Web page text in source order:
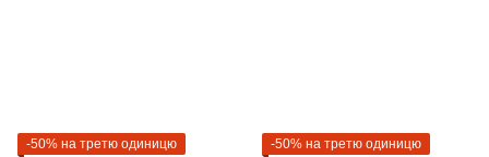
-50% на третю одиницю -50% на третю одиницю